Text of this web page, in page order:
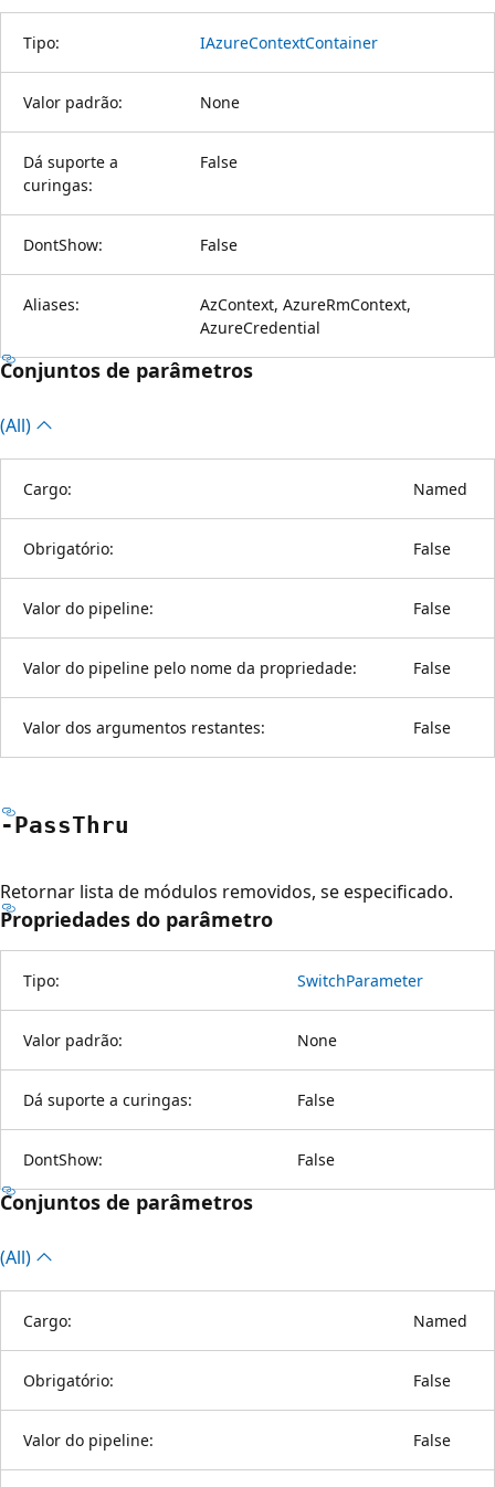
Tipo: IAzureContextContainer
Valor padrão: None
Dá suporte a
curingas:
False
DontShow: False
Aliases:
AzContext, AzureRmContext,
AzureCredential
Conjuntos de parâmetros
(All)
Cargo: Named
Obrigatório: False
Valor do pipeline: False
Valor do pipeline pelo nome da propriedade: False
Valor dos argumentos restantes: False
-PassThru
Retornar lista de módulos removidos, se especificado.
Propriedades do parâmetro
Tipo: SwitchParameter
Valor padrão: None
Dá suporte a curingas: False
DontShow: False
Conjuntos de parâmetros
(All)
Cargo: Named
Obrigatório: False
Valor do pipeline: False